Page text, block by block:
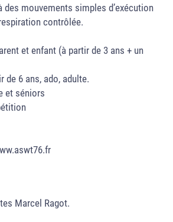
des mouvements simples d’exécution
contrôlée.
et enfant (à partir de 3 ans + un
de 6 ans, ado, adulte.
et séniors
Marcel Ragot.